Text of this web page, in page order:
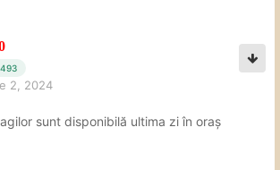
2, 2024
sunt disponibilă ultima zi în oraș